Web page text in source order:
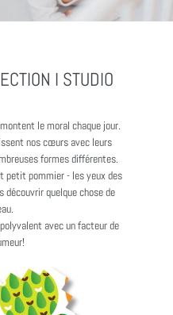
I STUDIO
le moral chaque jour.
nos cœurs avec leurs
formes différentes.
petit pommier - les yeux des
quelque chose de
avec un facteur de